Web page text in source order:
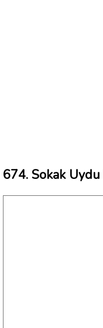
674. Sokak Uydu